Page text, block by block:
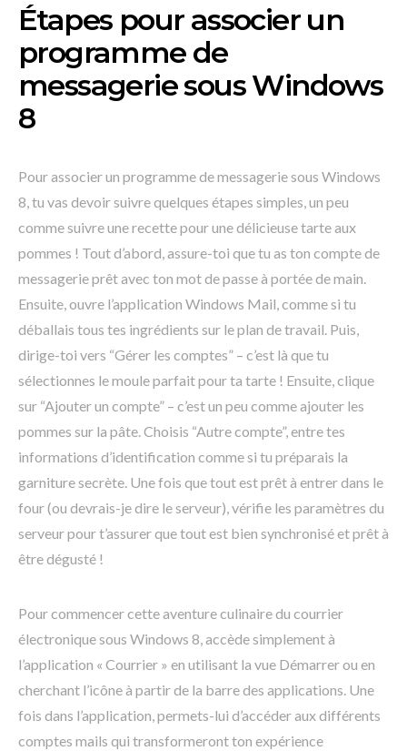
Étapes pour associer un
programme de
messagerie sous Windows
8
Pour associer un programme de messagerie sous Windows
8, tu vas devoir suivre quelques étapes simples, un peu
comme suivre une recette pour une délicieuse tarte aux
pommes ! Tout d’abord, assure-toi que tu as ton compte de
messagerie prêt avec ton mot de passe à portée de main.
Ensuite, ouvre l’application Windows Mail, comme si tu
déballais tous tes ingrédients sur le plan de travail. Puis,
dirige-toi vers “Gérer les comptes” – c’est là que tu
sélectionnes le moule parfait pour ta tarte ! Ensuite, clique
sur “Ajouter un compte” – c’est un peu comme ajouter les
pommes sur la pâte. Choisis “Autre compte”, entre tes
informations d’identification comme si tu préparais la
garniture secrète. Une fois que tout est prêt à entrer dans le
four (ou devrais-je dire le serveur), vérifie les paramètres du
serveur pour t’assurer que tout est bien synchronisé et prêt à
être dégusté !
Pour commencer cette aventure culinaire du courrier
électronique sous Windows 8, accède simplement à
l’application « Courrier » en utilisant la vue Démarrer ou en
cherchant l’icône à partir de la barre des applications. Une
fois dans l’application, permets-lui d’accéder aux différents
comptes mails qui transformeront ton expérience